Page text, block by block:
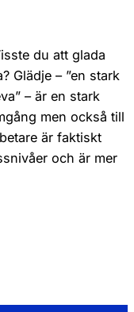
du att glada
Glädje – ”en stark
– är en stark
men också till
är faktiskt
och är mer